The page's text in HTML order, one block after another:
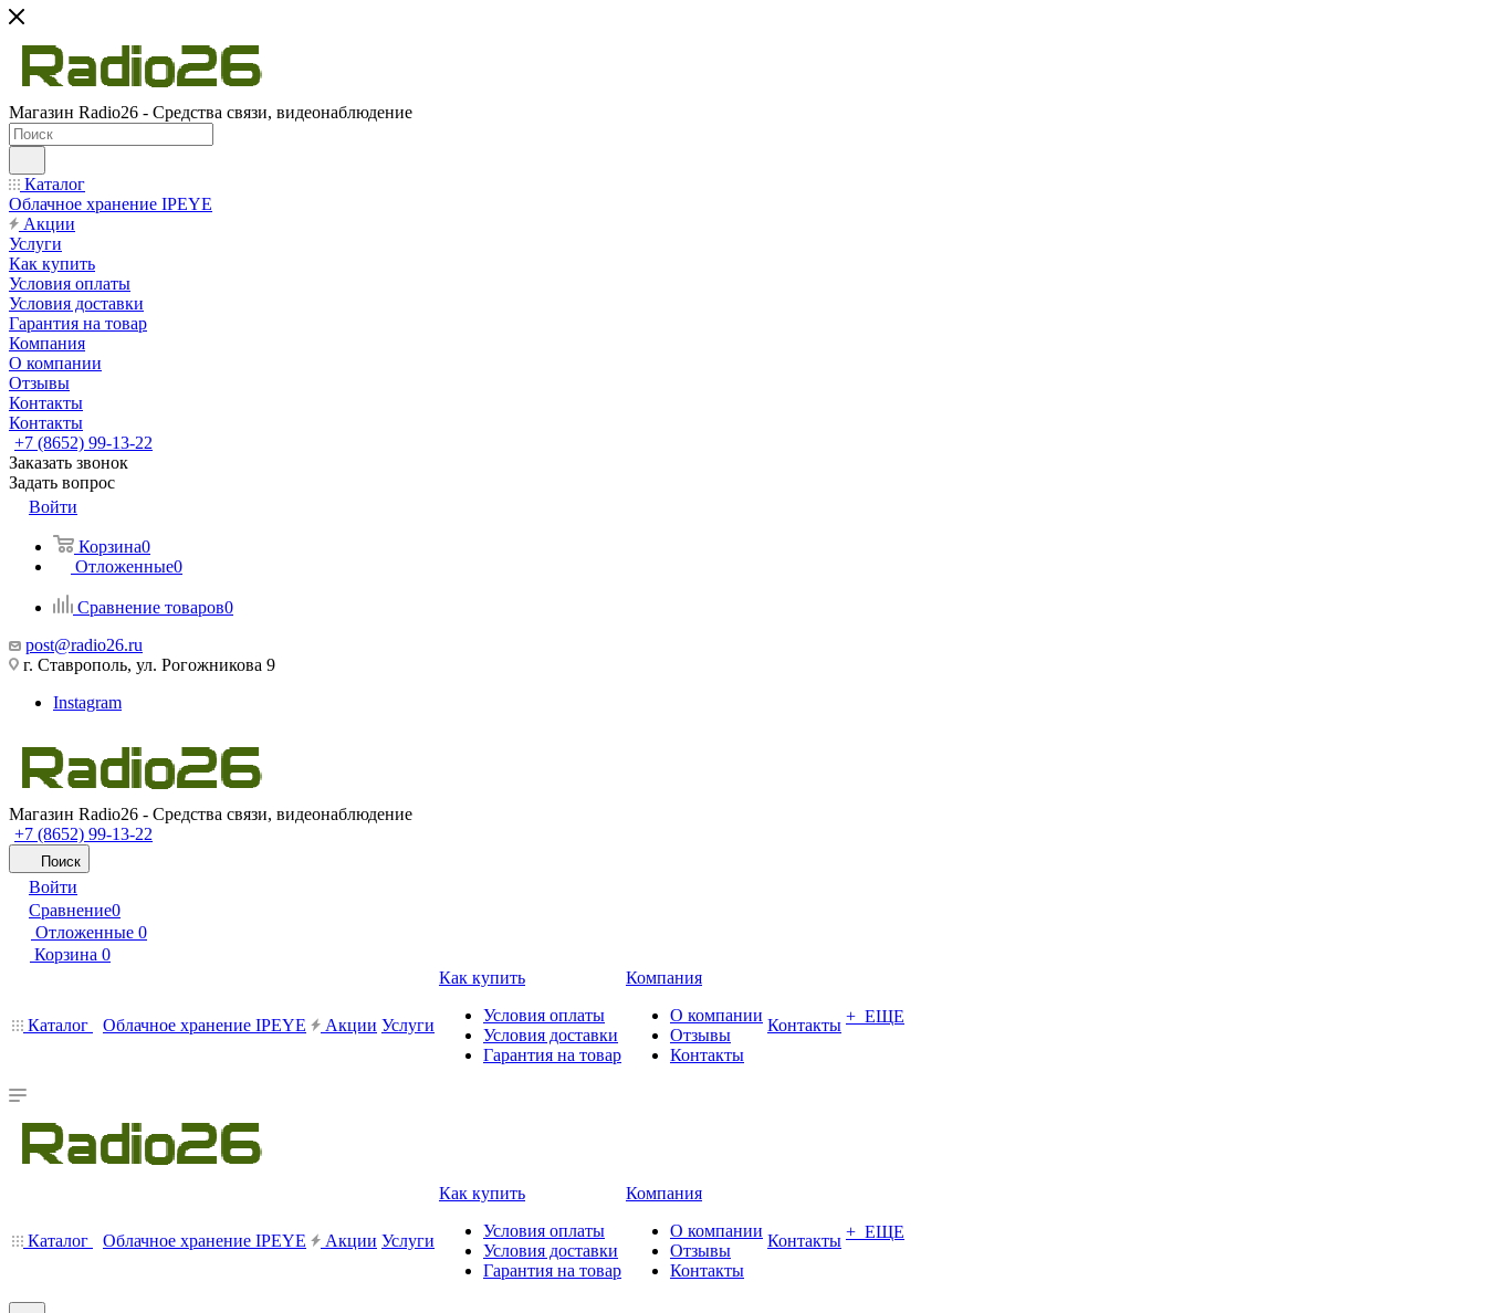
Магазин Radio26 - Средства связи, видеонаблюдение
Каталог
Облачное хранение IPEYE
Акции
Услуги
Как купить
Условия оплаты
Условия доставки
Гарантия на товар
Компания
О компании
Отзывы
Контакты
Контакты
+7 (8652) 99-13-22
Заказать звонок
Задать вопрос
Войти
Корзина0
Отложенные0
Сравнение товаров0
post@radio26.ru
г. Ставрополь, ул. Рогожникова 9
Instagram
Магазин Radio26 - Средства связи, видеонаблюдение
+7 (8652) 99-13-22
Поиск
Войти
Сравнение0
Отложенные 0
Корзина 0
Каталог Облачное хранение IPEYE Акции Услуги
Как купить
Условия оплаты
Условия доставки
Гарантия на товар
Компания
О компании
Отзывы
Контакты
Контакты + ЕЩЕ
Каталог Облачное хранение IPEYE Акции Услуги
Как купить
Условия оплаты
Условия доставки
Гарантия на товар
Компания
О компании
Отзывы
Контакты
Контакты + ЕЩЕ